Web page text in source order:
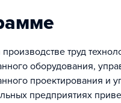
труд
оборудования,
проектирования и
предприятиях